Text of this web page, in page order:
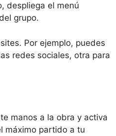
despliega el menú
grupo.
Por ejemplo, puedes
redes sociales, otra para
manos a la obra y activa
máximo partido a tu